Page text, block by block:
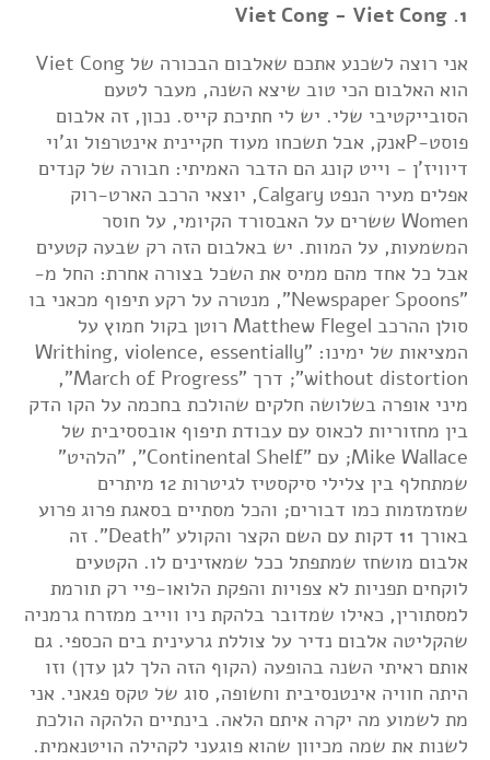
1. Viet Cong - Viet Cong
אני רוצה לשכנע אתכם שאלבום הבכורה של Viet Cong
הוא האלבום הכי טוב שיצא השנה, מעבר לטעם
הסובייקטיבי שלי. יש לי חתיכת קייס. נכון, זה אלבום
פוסט-Pאנק, אבל תשכחו מעוד חקיינית אינטרפול וג'וי
דיוויז'ן - וייט קונג הם הדבר האמיתי: חבורה של קנדים
אפלים מעיר הנפט Calgary, יוצאי הרכב הארט-רוק
Women ששרים על האבסורד הקיומי, על חוסר
המשמעות, על המוות. יש באלבום הזה רק שבעה קטעים
אבל כל אחד מהם ממיס את השכל בצורה אחרת: החל מ-
"Newspaper Spoons", מנטרה על רקע תיפוף מכאני בו
סולן ההרכב Matthew Flegel רוטן בקול חמוץ על
המציאות של ימינו: "Writhing, violence, essentially
without distortion"; דרך "March of Progress",
מיני אופרה בשלושה חלקים שהולכת בחכמה על הקו הדק
בין מחזוריות לכאוס עם עבודת תיפוף אובססיבית של
Mike Wallace; עם "Continental Shelf", "הלהיט"
שמתחלף בין צלילי סיקסטיז לגיטרות 12 מיתרים
שמזמזמות כמו דבורים; והכל מסתיים בסאגת פרוג פרוע
באורך 11 דקות עם השם הקצר והקולע "Death". זה
אלבום מושחז שמתפתל ככל שמאזינים לו. הקטעים
לוקחים תפניות לא צפויות והפקת הלואו-פיי רק תורמת
למסתורין, כאילו שמדובר בלהקת ניו ווייב ממזרח גרמניה
שהקליטה אלבום נדיר על צוללת גרעינית בים הכספי. גם
אותם ראיתי השנה בהופעה (הקוף הזה הלך לגן עדן) וזו
היתה חוויה אינטנסיבית וחשופה, סוג של טקס פגאני. אני
מת לשמוע מה יקרה איתם הלאה. בינתיים הלהקה הולכת
לשנות את שמה מכיוון שהוא פוגעני לקהילה הויטנאמית.